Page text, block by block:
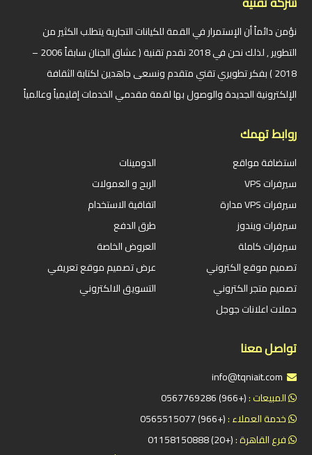
نؤمن دائماً أن الإستمرار في القمة للكيانات التجارية يتطلب الكثير من
التطوير , لذلك نحن في 2018 نقدم تقنية ( عشاق الجنان سابقاً 2006 –
2018 ) بفكر تطويري تقني متقدم ونسعى جاهدين لكتابة الثقافة
الإلكترونية الجديدة والوصول بها لقمة مقدمي الخدمات إقليمياً وعالمياً
روابط تهمك
استضافة مواقع
سيرفرات VPS
سيرفرات VPS مدارة
سيرفرات ويندوز
سيرفرات كاملة
تصميم موقع الكتروني
تصميم متجر الكتروني
حملات اعلانات جوجل
الدومينات
الربح و العمولات
اتفاقية الاستخدام
طرق الدفع
العروض الخاصة
عرض تصميم موقع تعريفي
التسويق الالكتروني
تواصل معنا
المبيعات :(+966) 0567769286
خدمة العملاء :(+966) 0565515077
فرع القاهرة :(+20) 01158150888